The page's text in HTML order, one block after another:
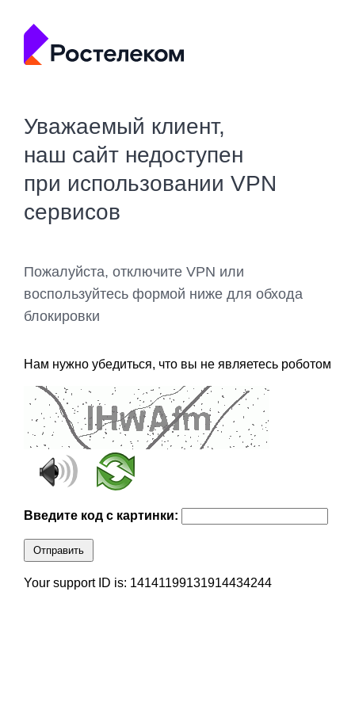
Уважаемый клиент,
наш сайт недоступен
при использовании VPN
сервисов
Пожалуйста, отключите VPN или
воспользуйтесь формой ниже для обхода
блокировки
Нам нужно убедиться, что вы не являетесь роботом
Введите код с картинки:
Отправить
Your support ID is: 14141199131914434244